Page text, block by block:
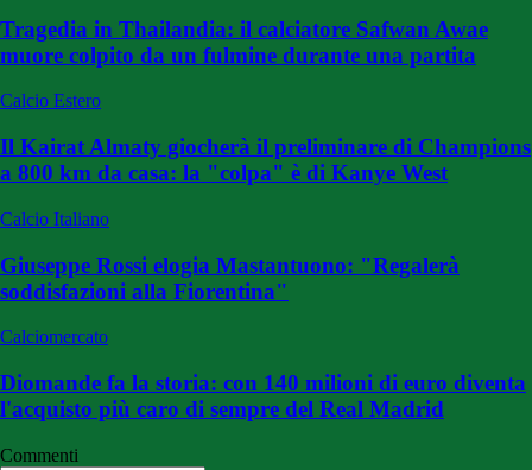
Tragedia in Thailandia: il calciatore Safwan Awae
muore colpito da un fulmine durante una partita
Calcio Estero
Il Kairat Almaty giocherà il preliminare di Champions
a 800 km da casa: la "colpa" è di Kanye West
Calcio Italiano
Giuseppe Rossi elogia Mastantuono: "Regalerà
soddisfazioni alla Fiorentina"
Calciomercato
Diomande fa la storia: con 140 milioni di euro diventa
l'acquisto più caro di sempre del Real Madrid
Commenti